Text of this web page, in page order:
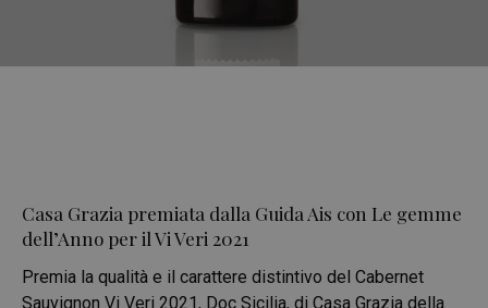
Casa Grazia premiata dalla Guida Ais con Le gemme
dell’Anno per il Vi Veri 2021
Premia la qualità e il carattere distintivo del Cabernet
Sauvignon Vi Veri 2021, Doc Sicilia, di Casa Grazia della